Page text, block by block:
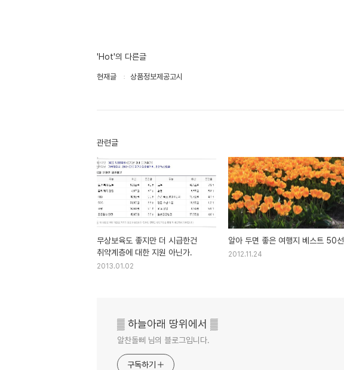
'Hot'의 다른글
현재글 상품정보제공고시
관련글
무상보육도 좋지만 더 시급한건
취약계층에 대한 지원 아닌가.
2013.01.02
알아 두면 좋은 여행지 베스트 50선
2012.11.24
▒ 하늘아래 땅위에서 ▒
알찬돌삐 님의 블로그입니다.
구독하기